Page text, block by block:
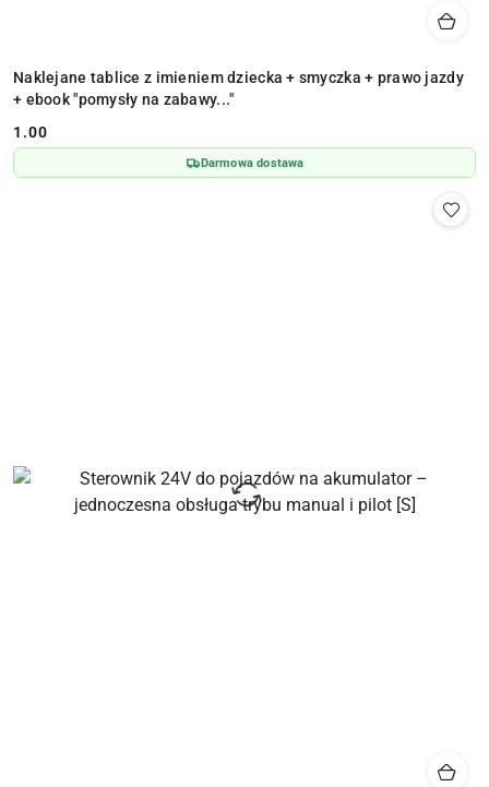
Naklejane tablice z imieniem dziecka + smyczka + prawo jazdy
+ ebook "pomysły na zabawy..."
Cena:
1.00
Darmowa dostawa